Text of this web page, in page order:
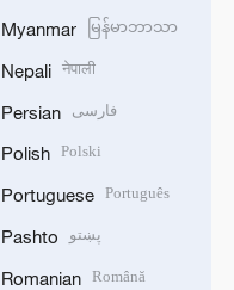
Myanmar မြန်မာဘာသာ
Nepali नेपाली
Persian فارسی
Polish Polski
Portuguese Português
Pashto پښتو
Romanian Română